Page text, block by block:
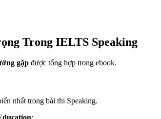
Trong IELTS Speaking
gặp được tổng hợp trong ebook.
nhất trong bài thi Speaking.
: